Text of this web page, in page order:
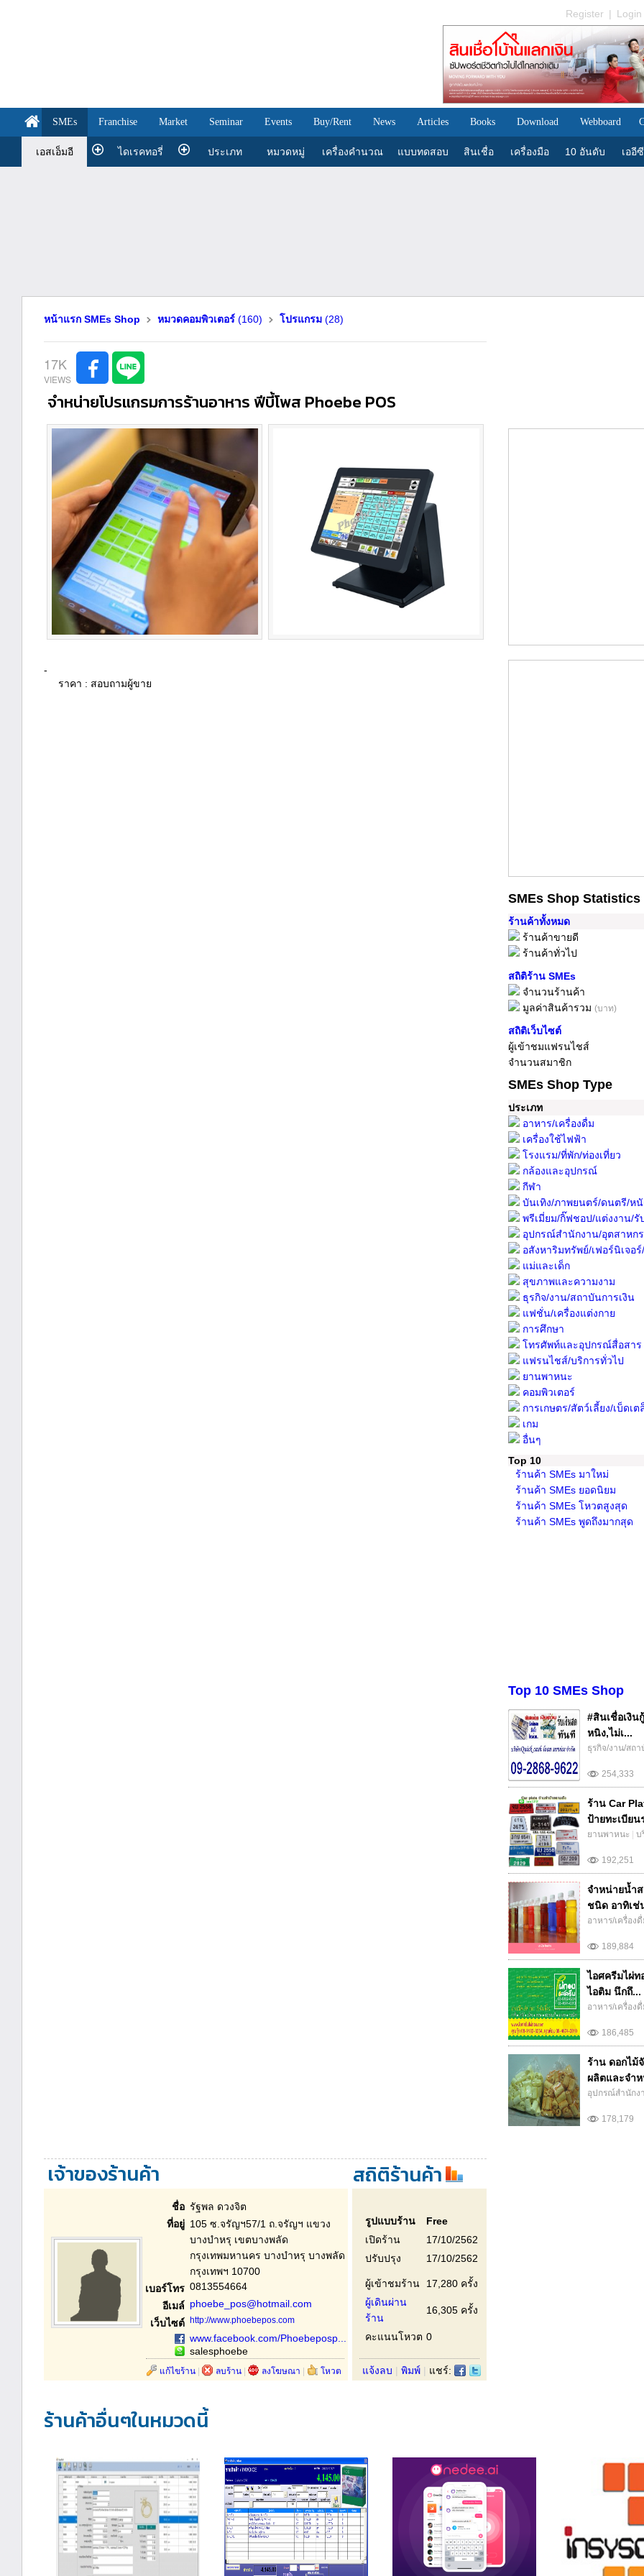
Register | Login
SMEs Franchise Market Seminar Events Buy/Rent News Articles Books Download Webboard
เอสเอ็มอี ไดเรคทอรี่ ประเภท หมวดหมู่ เครื่องคำนวณ แบบทดสอบ สินเชื่อ เครื่องมือ 10 อันดับ เออีซี
หน้าแรก SMEs Shop หมวดคอมพิวเตอร์ (160) โปรแกรม (28)
17K
จำหน่ายโปรแกรมการร้านอาหาร ฟีบี้โพส Phoebe POS
-
ราคา : สอบถามผู้ขาย
SMEs Shop Statistics
ร้านค้าทั้งหมด
ร้านค้าขายดี
ร้านค้าทั่วไป
สถิติร้าน SMEs
จำนวนร้านค้า
มูลค่าสินค้ารวม (บาท)
สถิติเว็บไซต์
ผู้เข้าชมแฟรนไชส์
จำนวนสมาชิก
SMEs Shop Type
ประเภท
อาหาร/เครื่องดื่ม
เครื่องใช้ไฟฟ้า
โรงแรม/ที่พัก/ท่องเที่ยว
กล้องและอุปกรณ์
กีฬา
บันเทิง/ภาพยนตร์/ดนตรี/ห
พรีเมี่ยม/กิ๊ฟชอป/แต่งงาน/รั
อุปกรณ์สำนักงาน/อุตสาหก
อสังหาริมทรัพย์/เฟอร์นิเจอร์/
แม่และเด็ก
สุขภาพและความงาม
ธุรกิจ/งาน/สถาบันการเงิน
แฟชั่น/เครื่องแต่งกาย
การศึกษา
โทรศัพท์และอุปกรณ์สื่อสาร
แฟรนไชส์/บริการทั่วไป
ยานพาหนะ
คอมพิวเตอร์
การเกษตร/สัตว์เลี้ยง/เบ็ดเต
เกม
อื่นๆ
Top 10
ร้านค้า SMEs มาใหม่
ร้านค้า SMEs ยอดนิยม
ร้านค้า SMEs โหวตสูงสุด
ร้านค้า SMEs พูดถึงมากสุด
Top 10 SMEs Shop
254,333
#สินเชื่อเงิน
หนิง,ไม่เ...
ธุรกิจ/งาน/สถา
192,251
ร้าน Car
ป้ายทะเบียน
ยานพาหนะ บ
189,884
จำหน่ายน้ำ
ชนิด อาทิเช่
อาหาร/เครื่อง
186,485
ไอศครีมไผ่ท
ไอติม นึกถึ...
อาหาร/เครื่อง
178,179
ร้าน ดอกไม้
ผลิตและจำ
อุปกรณ์สำนักง
เจ้าของร้านค้า สถิติร้านค้า
ชื่อ รัฐพล ดวงจิต
ที่อยู่ 105 ซ.จรัญฯ57/1 ถ.จรัญฯ แขวง
บางบำหรุ เขตบางพลัด
กรุงเทพมหานคร บางบำหรุ บางพลัด
กรุงเทพฯ 10700
เบอร์โทร 0813554664
อีเมล์ phoebe_pos@hotmail.com
เว็บไซต์ http://www.phoebepos.com
www.facebook.com/Phoebeposp...
salesphoebe
รูปแบบร้าน
Free
เปิดร้าน
17/10/2562
ปรับปรุง
17/10/2562
ผู้เข้าชมร้าน
17,280 ครั้ง
ผู้เดินผ่าน
ร้าน
16,305 ครั้ง
คะแนนโหวต 0
แก้ไขร้าน ลบร้าน ลงโฆษณา โหวต แจ้งลบ | พิมพ์ | แชร์:
ร้านค้าอื่นๆในหมวดนี้